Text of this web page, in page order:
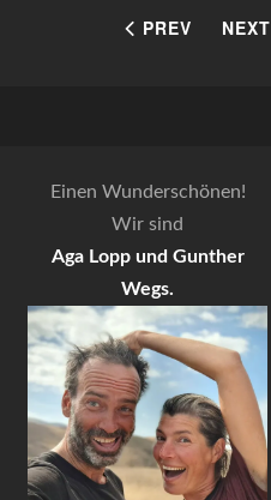
PREV NEXT
Einen Wunderschönen!
Wir sind
Aga Lopp und Gunther
Wegs.